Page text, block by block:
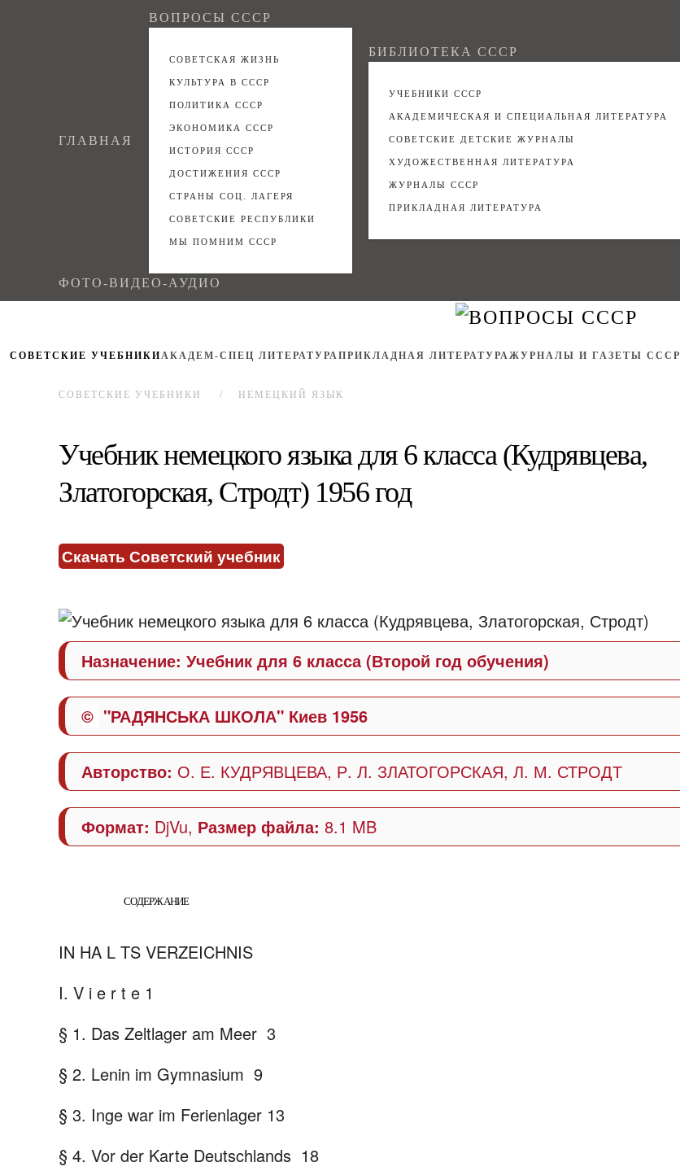
ГЛАВНАЯ
ВОПРОСЫ СССР
СОВЕТСКАЯ ЖИЗНЬ
КУЛЬТУРА В СССР
ПОЛИТИКА СССР
ЭКОНОМИКА СССР
ИСТОРИЯ СССР
ДОСТИЖЕНИЯ СССР
СТРАНЫ СОЦ. ЛАГЕРЯ
СОВЕТСКИЕ РЕСПУБЛИКИ
МЫ ПОМНИМ СССР
БИБЛИОТЕКА СССР
УЧЕБНИКИ СССР
АКАДЕМИЧЕСКАЯ И СПЕЦИАЛЬНАЯ ЛИТЕРАТУРА
СОВЕТСКИЕ ДЕТСКИЕ ЖУРНАЛЫ
ХУДОЖЕСТВЕННАЯ ЛИТЕРАТУРА
ЖУРНАЛЫ СССР
ПРИКЛАДНАЯ ЛИТЕРАТУРА
ФОТО-ВИДЕО-АУДИО
СОВЕТСКИЕ УЧЕБНИКИАКАДЕМ-СПЕЦ ЛИТЕРАТУРАПРИКЛАДНАЯ ЛИТЕРАТУРАЖУРНАЛЫ И ГАЗЕТЫ СССР
СОВЕТСКИЕ УЧЕБНИКИ НЕМЕЦКИЙ ЯЗЫК
Учебник немецкого языка для 6 класса (Кудрявцева,
Златогорская, Стродт) 1956 год
Скачать Советский учебник
Назначение: Учебник для 6 класса(Второй год обучения)
© "РАДЯНСЬКА ШКОЛА" Киев 1956
Авторство: О. Е. КУДРЯВЦЕВА, Р. Л. ЗЛАТОГОРСКАЯ, Л. М. СТРОДТ
Формат: DjVu, Размер файла: 8.1 MB
СОДЕРЖАНИЕ
IN HA L TS VERZEICHNIS
I. V i e r t e 1
§ 1. Das Zeltlager am Meer 3
§ 2. Lenin im Gymnasium 9
§ 3. Inge war im Ferienlager 13
§ 4. Vor der Karte Deutschlands 18